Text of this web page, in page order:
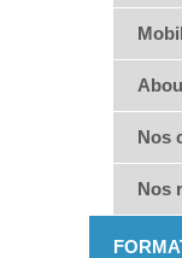
Nos
Nos